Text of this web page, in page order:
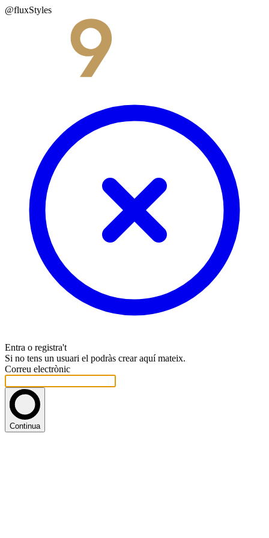
@fluxStyles
Entra o registra't
Si no tens un usuari el podràs crear aquí mateix.
Correu electrònic
Continua